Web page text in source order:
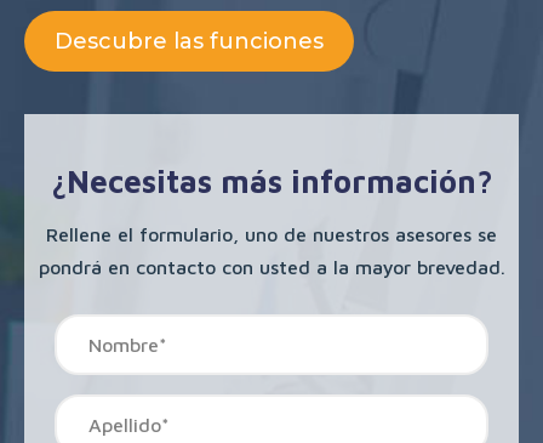
Descubre las funciones
¿Necesitas más información?
Rellene el formulario, uno de nuestros asesores se
pondrá en contacto con usted a la mayor brevedad.